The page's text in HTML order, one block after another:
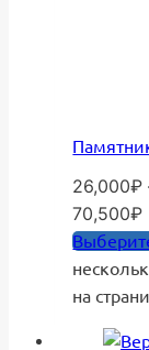
26,000₽
70,500₽
на